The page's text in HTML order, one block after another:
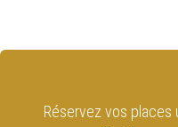
Réservez vos places